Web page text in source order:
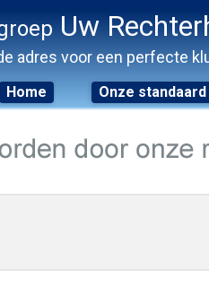
Uw
adres voor een perfecte
Home Onze